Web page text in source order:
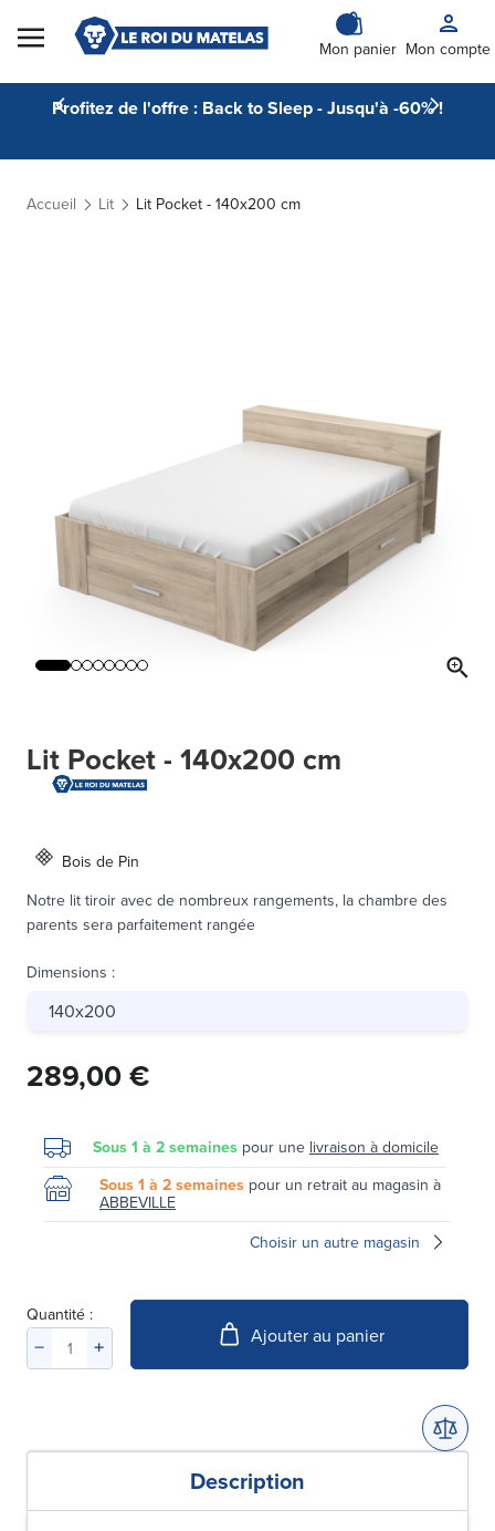
Skip to Content
Mon panier Mon compte
Profitez de l'offre : Back to Sleep - Jusqu'à -60% !
Accueil Lit Lit Pocket - 140x200 cm
Lit Pocket - 140x200 cm
Bois de Pin
Notre lit tiroir avec de nombreux rangements, la chambre des
parents sera parfaitement rangée
Dimensions :
140x200
289,00 €
Sous 1 à 2 semaines pour une livraison à domicile
Sous 1 à 2 semaines pour un retrait au magasin à
ABBEVILLE
Choisir un autre magasin
Quantité :
Ajouter au panier
Description